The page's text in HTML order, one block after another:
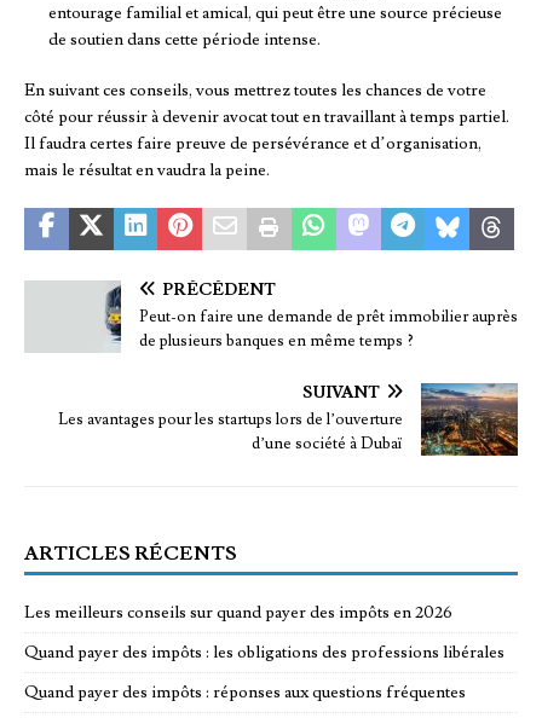
entourage familial et amical, qui peut être une source précieuse
de soutien dans cette période intense.
En suivant ces conseils, vous mettrez toutes les chances de votre
côté pour réussir à devenir avocat tout en travaillant à temps partiel.
Il faudra certes faire preuve de persévérance et d’organisation,
mais le résultat en vaudra la peine.
PRÉCÉDENT
Peut-on faire une demande de prêt immobilier auprès
de plusieurs banques en même temps ?
SUIVANT
Les avantages pour les startups lors de l’ouverture
d’une société à Dubaï
ARTICLES RÉCENTS
Les meilleurs conseils sur quand payer des impôts en 2026
Quand payer des impôts : les obligations des professions libérales
Quand payer des impôts : réponses aux questions fréquentes